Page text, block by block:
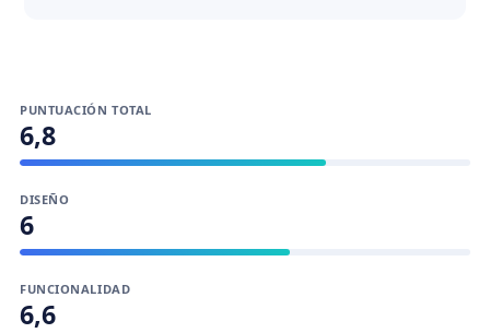
PUNTUACIÓN TOTAL
6,8
DISEÑO
6
FUNCIONALIDAD
6,6